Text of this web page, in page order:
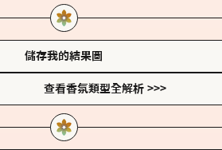
儲存我的結果圖
查看香氛類型全解析 >>>